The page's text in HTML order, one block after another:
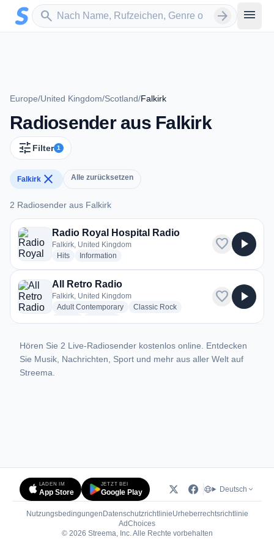
Zum Hauptinhalt springen
search
Sender suchen arrow_forward menu
Europe/United Kingdom/Scotland/Falkirk
Radiosender aus Falkirk
tune Filter 1
Falkirk close Alle zurücksetzen
2 Radiosender aus Falkirk
2 Radiosender aus Falkirk
Radio Royal Hospital Radio
Falkirk, United Kingdom
Hitsradio stations
Information
favorite play_arrow
All Retro Radio
Falkirk, United Kingdom
Adult Contemporaryradio stations
Classic Rockradio stations
favorite play_arrow
Hören Sie 2 Live-Radiosender kostenlos online. Entdecken
Sie Musik, Nachrichten, Sport und mehr aus aller Welt auf
Streema.
LADEN IM
App Store
JETZT BEI
Google Play Deutsch
Nutzungsbedingungen DatenschutzrichtlinieUrheberrechtsrichtlinie
AdChoices(öffnet in neuem Tab)
© 2026 Streema, Inc. Alle Rechte vorbehalten